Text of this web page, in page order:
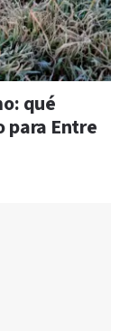
qué
para Entre